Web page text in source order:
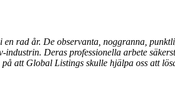
rad år. De observanta, noggranna,
Deras professionella arbete
att Global Listings skulle hjälpa oss att